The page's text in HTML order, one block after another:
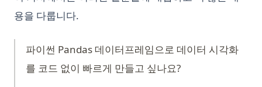
용을 다룹니다.
파이썬 Pandas 데이터프레임으로 데이터 시각화
를 코드 없이 빠르게 만들고 싶나요?